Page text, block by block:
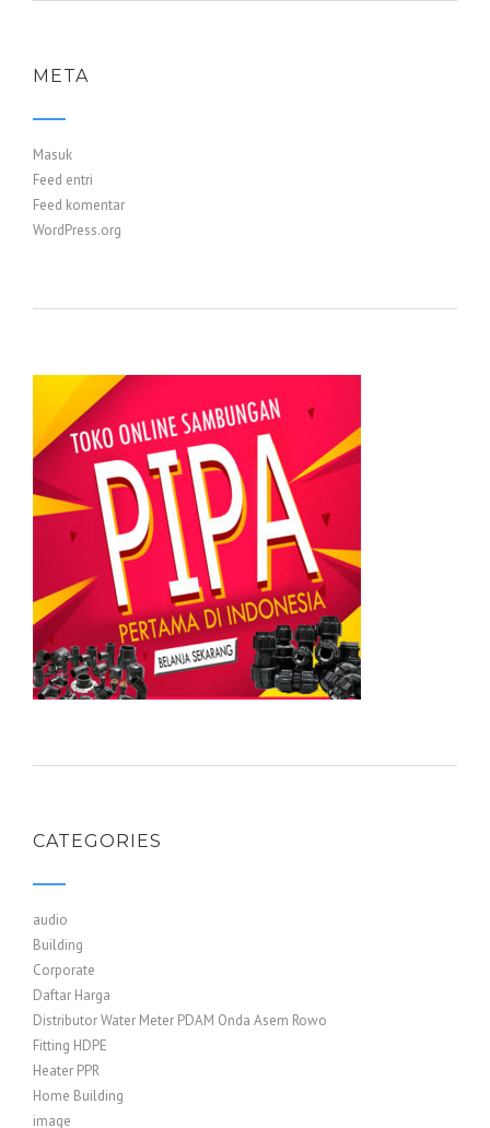
META
Masuk
Feed entri
Feed komentar
WordPress.org
CATEGORIES
audio
Building
Corporate
Daftar Harga
Distributor Water Meter PDAM Onda Asem Rowo
Fitting HDPE
Heater PPR
Home Building
image